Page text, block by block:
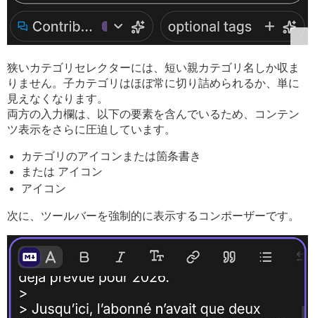
狭いカテゴリセレクターには、短い親カテゴリ名しか収ま
りません。子カテゴリはほぼ常に切り詰められるか、単に
見えなくなります。
両方の入力欄は、以下の要素を含んでいるため、コンテン
ツ表示をさらに圧迫しています。
カテゴリのアイコンまたは箇条書き
または アイコン
アイコン
次に、ツールバーを強制的に表示するコンポーザーです。